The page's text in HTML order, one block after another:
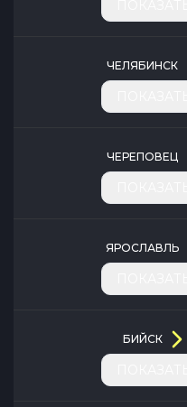
ЧЕЛЯБИНСК
ЧЕРЕПОВЕЦ
ЯРОСЛАВЛЬ
БИЙСК